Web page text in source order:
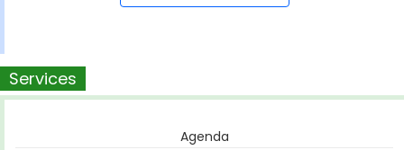
Services
Agenda